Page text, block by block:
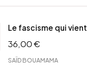
Le fascisme qui vient
36,00€
SAÏD BOUAMAMA